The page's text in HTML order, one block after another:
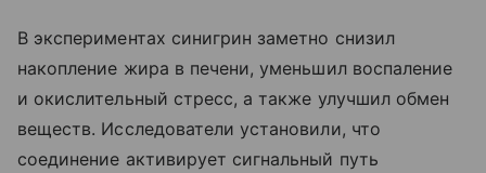
В экспериментах синигрин заметно снизил
накопление жира в печени, уменьшил воспаление
и окислительный стресс, а также улучшил обмен
веществ. Исследователи установили, что
соединение активирует сигнальный путь